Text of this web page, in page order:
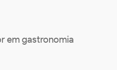
em gastronomia